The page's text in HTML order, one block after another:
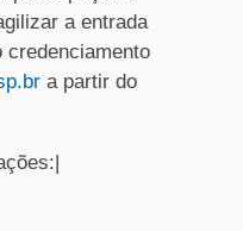
a entrada
credenciamento
a partir do